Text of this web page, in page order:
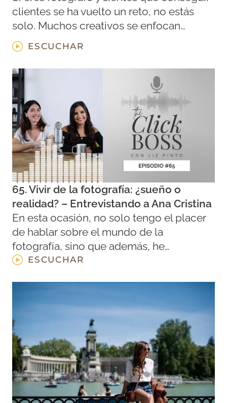
clientes se ha vuelto un reto, no estás
solo. Muchos creativos se enfocan…
ESCUCHAR
65. Vivir de la fotografía: ¿sueño o
realidad? – Entrevistando a Ana Cristina
En esta ocasión, no solo tengo el placer
de hablar sobre el mundo de la
fotografía, sino que además, he…
ESCUCHAR